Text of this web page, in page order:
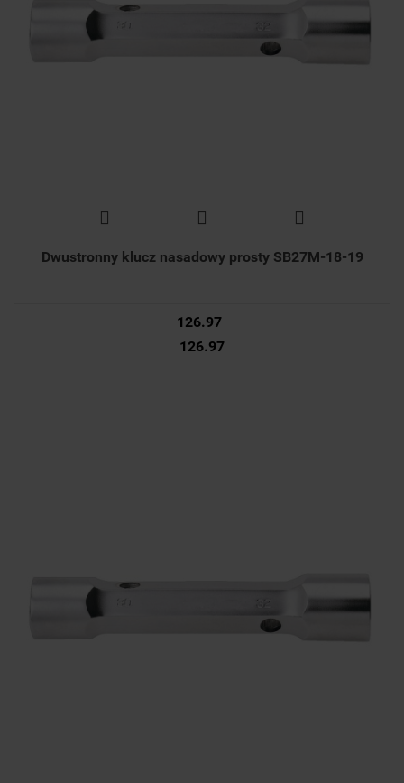
Dwustronny klucz nasadowy prosty SB27M-18-19
126.97
126.97